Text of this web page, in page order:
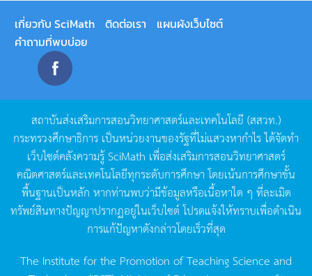
เกี่ยวกับ SciMath ติดต่อเรา
แผนผังเว็บไซต์
คำถามที่พบบ่อย
สถาบันส่งเสริมการสอนวิทยาศาสตร์และเทคโนโลยี (สสวท.)
กระทรวงศึกษาธิการ เป็นหน่วยงานของรัฐที่ไม่แสวงหากำไรได้จัดทำ
เว็บไซต์คลังความรู้SciMath เพื่อส่งเสริมการสอนวิทยาศาสตร์
คณิตศาสตร์และเทคโนโลยีทุกระดับการศึกษา โดยเน้นการศึกษาขั้น
พื้นฐานเป็นหลัก หากท่านพบว่ามีข้อมูลหรือเนื้อหาใด ๆ ที่ละเมิด
ทรัพย์สินทางปัญญาปรากฏอยู่ในเว็บไซต์โปรดแจ้งให้ทราบเพื่อดำเนิน
การแก้ปัญหาดังกล่าวโดยเร็วที่สุด
The Institute for the Promotion of Teaching Science and